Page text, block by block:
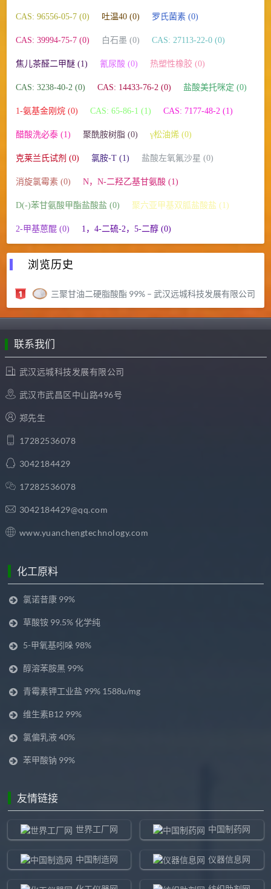
CAS: 96556-05-7 (0) 吐温40 (0) 罗氏菌素 (0)
CAS: 39994-75-7 (0) 白石墨 (0) CAS: 27113-22-0 (0)
焦儿茶醛二甲醚 (1) 氰尿酸 (0) 热塑性橡胶 (0)
CAS: 3238-40-2 (0) CAS: 14433-76-2 (0) 盐酸美托咪定 (0)
1-氨基金刚烷 (0) CAS: 65-86-1 (1) CAS: 7177-48-2 (1)
醋酸洗必泰 (1) 聚酰胺树脂 (0) γ松油烯 (0)
克莱兰氏试剂 (0) 氯胺-T (1) 盐酸左氧氟沙星 (0)
消旋氯霉素 (0) N，N-二羟乙基甘氨酸 (1)
D(-)苯甘氨酸甲酯盐酸盐 (0) 聚六亚甲基双胍盐酸盐 (1)
2-甲基蒽醌 (0) 1，4-二硫-2，5-二醇 (0)
浏览历史
三聚甘油二硬脂酸酯 99% – 武汉远城科技发展有限公司
联系我们
武汉远城科技发展有限公司
武汉市武昌区中山路496号
郑先生
17282536078
3042184429
17282536078
3042184429@qq.com
www.yuanchengtechnology.com
化工原料
氯诺昔康 99%
草酸铵 99.5% 化学纯
5-甲氧基吲哚 98%
醇溶苯胺黑 99%
青霉素钾工业盐 99% 1588u/mg
维生素B12 99%
氯偏乳液 40%
苯甲酸钠 99%
友情链接
世界工厂网 中国制药网
中国制造网 仪器信息网